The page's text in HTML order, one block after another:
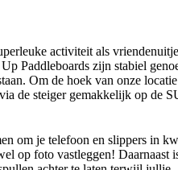
activiteit als
Paddleboards zijn stabiel
Om de hoek van onze
de steiger gemakkelijk op de
om je telefoon en slippers in
op foto vastleggen! Daarnaast